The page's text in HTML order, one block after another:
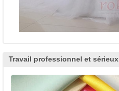
Travail professionnel et sérieux